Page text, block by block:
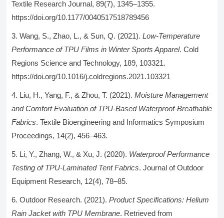
Textile Research Journal, 89(7), 1345–1355.
https://doi.org/10.1177/0040517518789456
Wang, S., Zhao, L., & Sun, Q. (2021).Low-Temperature
Performance of TPU Films in Winter Sports Apparel. Cold
Regions Science and Technology, 189, 103321.
https://doi.org/10.1016/j.coldregions.2021.103321
Liu, H., Yang, F., & Zhou, T. (2021).Moisture Management
and Comfort Evaluation of TPU-Based Waterproof-Breathable
Fabrics. Textile Bioengineering and Informatics Symposium
Proceedings, 14(2), 456–463.
Li, Y., Zhang, W., & Xu, J. (2020). Waterproof Performance
Testing of TPU-Laminated Tent Fabrics. Journal of Outdoor
Equipment Research, 12(4), 78–85.
Outdoor Research. (2021).Product Specifications: Helium
Rain Jacket with TPU Membrane. Retrieved from